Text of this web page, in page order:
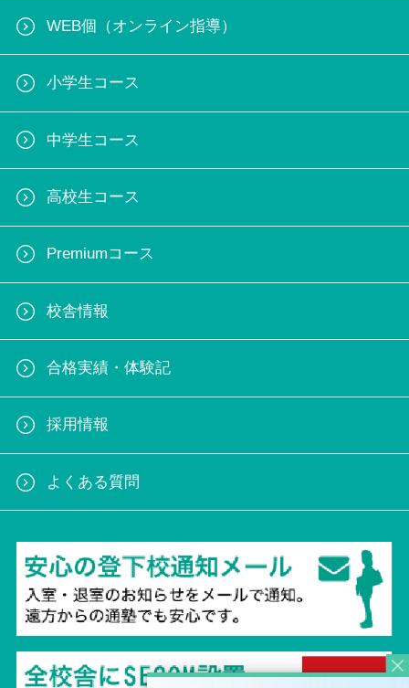
WEB個（オンライン指導）
小学生コース
中学生コース
高校生コース
Premiumコース
校舎情報
合格実績・体験記
採用情報
よくある質問